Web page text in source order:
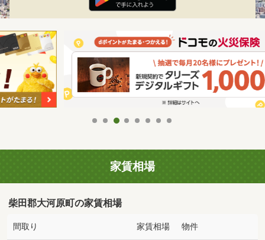
家賃相場
柴田郡大河原町の家賃相場
間取り 家賃相場 物件